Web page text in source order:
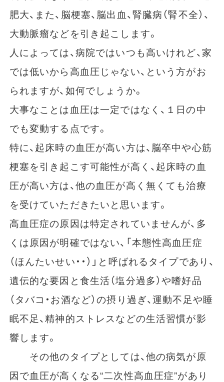
肥大、また、脳梗塞、脳出血、腎臓病（腎不全）、
大動脈瘤などを引き起こします。
人によっては、病院ではいつも高いけれど、家
では低いから高血圧じゃない、という方がお
られますが、如何でしょうか。
大事なことは血圧は一定ではなく、１日の中
でも変動する点です。
特に、起床時の血圧が高い方は、脳卒中や心筋
梗塞を引き起こす可能性が高く、起床時の血
圧が高い方は、他の血圧が高く無くても治療
を受けていただきたいと思います。
高血圧症の原因は特定されていませんが、多
くは原因が明確ではない、「本態性高血圧症
（ほんたいせい・・）」と呼ばれるタイプであり、
遺伝的な要因と食生活（塩分過多）や嗜好品
（タバコ・お酒など）の摂り過ぎ、運動不足や睡
眠不足、精神的ストレスなどの生活習慣が影
響します。
その他のタイプとしては、他の病気が原
因で血圧が高くなる“二次性高血圧症”があり